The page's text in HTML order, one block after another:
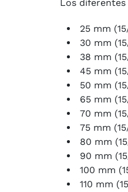
Los
25 mm
30 mm
38 mm
45 mm
50 mm
65 mm
70 mm
75 mm
80 mm
90 mm
100 mm
110 mm